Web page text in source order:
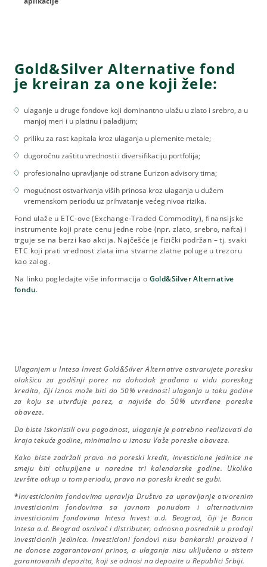
Gold&Silver Alternative fond
je kreiran za one koji žele:
ulaganje u druge fondove koji dominantno ulažu u zlato i srebro, a u
manjoj meri i u platinu i paladijum;
priliku za rast kapitala kroz ulaganja u plemenite metale;
dugoročnu zaštitu vrednosti i diversifikaciju portfolija;
profesionalno upravljanje od strane Eurizon advisory tima;
mogućnost ostvarivanja viših prinosa kroz ulaganja u dužem
vremenskom periodu uz prihvatanje većeg nivoa rizika.
Fond ulaže u ETC-ove (Exchange-Traded Commodity), finansijske
instrumente koji prate cenu jedne robe (npr. zlato, srebro, nafta) i
trguje se na berzi kao akcija. Najčešće je fizički podržan – tj. svaki
ETC koji prati vrednost zlata ima stvarne zlatne poluge u trezoru
kao zalog.
Na linku pogledajte više informacija o Gold&Silver Alternative
fondu.
Ulaganjem u Intesa Invest Gold&Silver Alternative ostvarujete poresku
olakšicu za godišnji porez na dohodak građana u vidu poreskog
kredita, čiji iznos može biti do 50% vrednosti ulaganja u toku godine
za koju se utvrđuje porez, a najviše do 50% utvrđene poreske
obaveze.
Da biste iskoristili ovu pogodnost, ulaganje je potrebno realizovati do
kraja tekuće godine, minimalno u iznosu Vaše poreske obaveze.
Kako biste zadržali pravo na poreski kredit, investicione jedinice ne
smeju biti otkupljene u naredne tri kalendarske godine. Ukoliko
izvršite otkup u tom periodu, pravo na poreski kredit se gubi.
*Investicionim fondovima upravlja Društvo za upravljanje otvorenim
investicionim fondovima sa javnom ponudom i alternativnim
investicionim fondovima Intesa Invest a.d. Beograd, čiji je Banca
Intesa a.d. Beograd osnivač i distributer, odnosno posrednik u prodaji
investicionih jedinica. Investicioni fondovi nisu bankarski proizvod i
ne donose zagarantovani prinos, a ulaganja nisu uključena u sistem
garantovanih depozita, koji se odnosi na depozite u Republici Srbiji.